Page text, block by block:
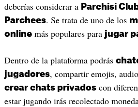
deberías considerar a Parchisi
Parchees. Se trata de uno de los
onlinemás populares para jugar
Dentro de la plataforma podrás
jugadores, compartir emojis,
crear chats privadoscon
estar jugando irás recolectado